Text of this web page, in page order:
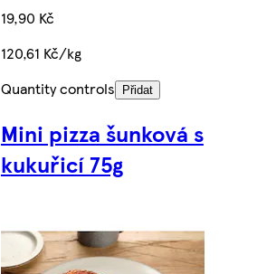
19,90 Kč
120,61 Kč/kg
Quantity controls
Přidat
Mini pizza šunková s
kukuřicí 75g